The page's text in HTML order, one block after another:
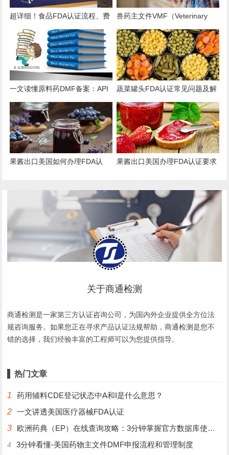
超详细！食品FDA认证流程、费
用、时效、误区解析
兽药主文件VMF（Veterinary
Master Files）注册办理指南
一文读懂原料药DMF备案：API
出口的“身份证”与“通行证”
蔬菜罐头FDA认证常见问题及解
决方案
果酱出口美国如何办理FDA认
果酱出口美国办理FDA认证要求
关于商通检测
商通检测是一家第三方认证咨询公司，为国内外企业提供全方位法
规咨询服务。如果您正在寻求产品认证法规帮助，商通检测是您不
错的选择，我们经验丰富的工程师可以为您提供指导。
热门文章
1
药用辅料CDE登记状态中A和I是什么意思？
2
一文讲透美国医疗器械FDA认证
3
欧洲药典（EP）在线查询攻略：3分钟掌握官方数据库使用技巧
4 3分钟看懂-美国药物主文件DMF申报流程和管理制度